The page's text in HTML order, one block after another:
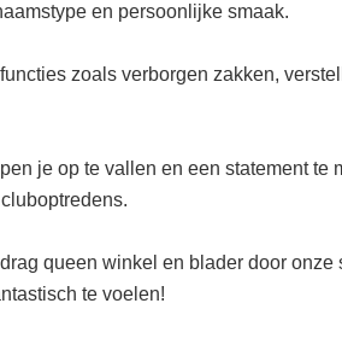
en persoonlijke smaak.
zoals verborgen zakken,
je op te vallen en een statement te
queen winkel en blader door
te voelen!